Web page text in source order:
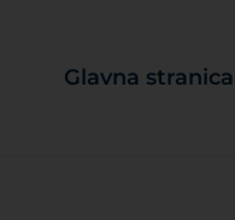
Glavna stranica